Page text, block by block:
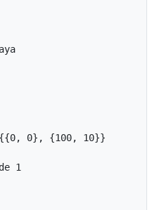
{{0, 0}, {100, 10}}
1